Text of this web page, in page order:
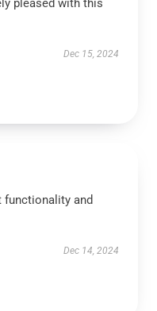
pleased with this
Dec 15, 2024
functionality and
Dec 14, 2024